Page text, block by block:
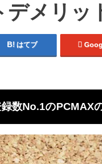
メリッ
はてブ
数No.1のPCMAX